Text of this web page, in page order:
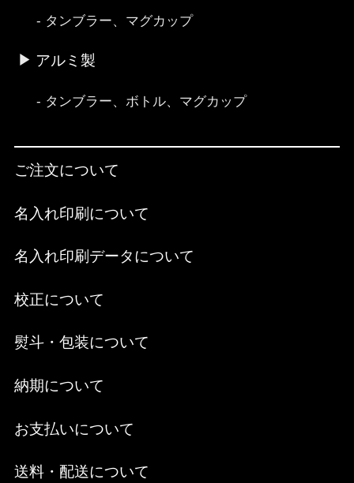
タンブラー、マグカップ
アルミ製
タンブラー、ボトル、マグカップ
ご注文について
名入れ印刷について
名入れ印刷データについて
校正について
熨斗・包装について
納期について
お支払いについて
送料・配送について